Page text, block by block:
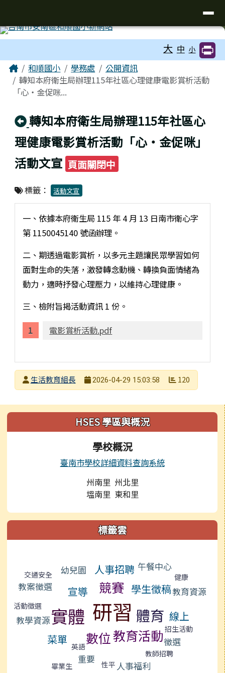
大 中 小
主內容區域
Home和順國小 學務處
公開資訊
轉知本府衛生局辦理115年社區心理健康電影賞析活動
「心‧金促咪...
回上頁
轉知本府衛生局辦理115年社區心
理健康電影賞析活動「心‧金促咪」
活動文宣 頁面關閉中
標籤： 活動文宣
一、依據本府衛生局 115 年 4 月 13 日南市衛心字
第 1150045140 號函辦理。
二、期透過電影賞析，以多元主題讓民眾學習如何
面對生命的失落，激發轉念動機、轉換負面情緒為
動力，適時抒發心理壓力，以維持心理健康。
三、檢附旨揭活動資訊 1 份。
電影賞析活動.pdf
發布者
生活教育組長
2026-04-29 15:03:58 120
左邊區域內容HSES 學區與概況
學校概況
臺南市學校詳細資料查詢系統
州南里 州北里
塭南里 東和里
標籤雲
交通安全 幼兒園 人事招聘 午餐中心
教案徵選
宣導 競賽 學生徵稿
健康
教育資源
活動徵選 實體 研習
教學資源 體育 線上
菜單
數位教育活動 招生活動
英語
徵選
畢業生
重要
教師招聘
性平 人事福利
頁尾區域